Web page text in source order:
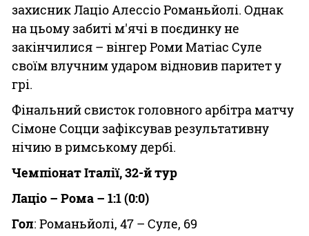
захисник Лаціо Алессіо Романьйолі. Однак
на цьому забиті м'ячі в поєдинку не
закінчилися – вінгер Роми Матіас Суле
своїм влучним ударом відновив паритет у
грі.
Фінальний свисток головного арбітра матчу
Сімоне Соцци зафіксував результативну
нічию в римському дербі.
Чемпіонат Італії, 32-й тур
Лаціо – Рома – 1:1 (0:0)
Гол: Романьйолі, 47 – Суле, 69